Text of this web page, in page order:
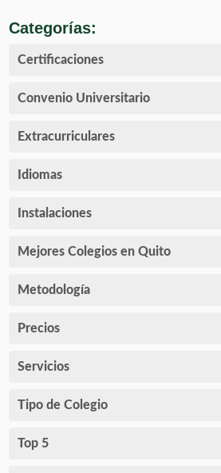
Categorías:
Certificaciones
Convenio Universitario
Extracurriculares
Idiomas
Instalaciones
Mejores Colegios en Quito
Metodología
Precios
Servicios
Tipo de Colegio
Top 5